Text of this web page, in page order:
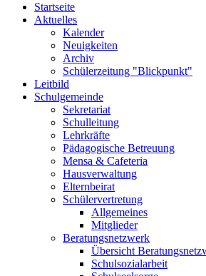
Startseite
Aktuelles
Kalender
Neuigkeiten
Archiv
Schülerzeitung "Blickpunkt"
Leitbild
Schulgemeinde
Sekretariat
Schulleitung
Lehrkräfte
Pädagogische Betreuung
Mensa & Cafeteria
Hausverwaltung
Elternbeirat
Schülervertretung
Allgemeines
Mitglieder
Beratungsnetzwerk
Übersicht
Schulsozialarbeit